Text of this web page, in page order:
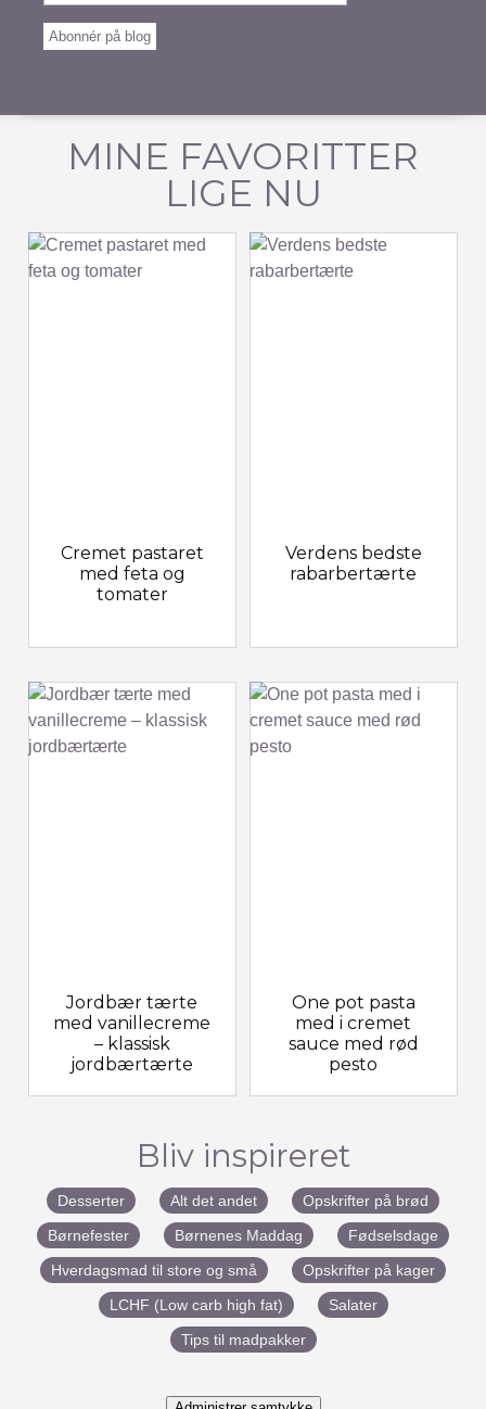
Abonnér på blog
MINE FAVORITTER
LIGE NU
Cremet pastaret
med feta og
tomater
Jordbær tærte
med vanillecreme
– klassisk
jordbærtærte
Verdens bedste
rabarbertærte
One pot pasta
med i cremet
sauce med rød
pesto
Bliv inspireret
Desserter Alt det andet
Opskrifter på brød
Børnefester
Børnenes Maddag
Fødselsdage
Hverdagsmad til store og små
Opskrifter på kager
LCHF (Low carb high fat)
Salater
Tips til madpakker